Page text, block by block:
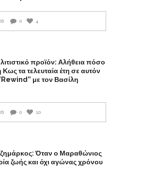
0 4
προϊόν: Αλήθεια πόσο
Κως τα τελευταία έτη σε αυτόν
με τον Βασίλη
0 10
Όταν ο Μαραθώνιος
ζωής και όχι αγώνας χρόνου